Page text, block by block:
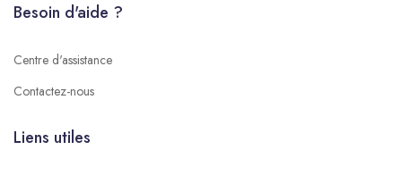
Besoin d'aide ?
Centre d'assistance
Contactez-nous
Liens utiles